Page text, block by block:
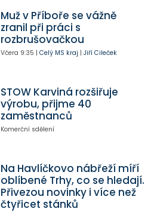
Muž v Příboře se vážně
zranil při práci s
rozbrušovačkou
Včera 9:35 | Celý MS kraj | Jiří Cileček
STOW Karviná rozšiřuje
výrobu, přijme 40
zaměstnanců
Komerční sdělení
Na Havlíčkovo nábřeží míří
oblíbené Trhy, co se hledají.
Přivezou novinky i více než
čtyřicet stánků